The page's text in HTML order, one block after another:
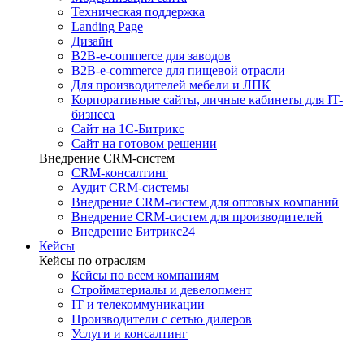
Техническая поддержка
Landing Page
Дизайн
B2B-e-commerce для заводов
B2B-e-commerce для пищевой отрасли
Для производителей мебели и ЛПК
Корпоративные сайты, личные кабинеты для IT-
бизнеса
Сайт на 1С-Битрикс
Сайт на готовом решении
Внедрение CRM-систем
CRM-консалтинг
Аудит CRM-системы
Внедрение CRM-систем для оптовых компаний
Внедрение CRM-систем для производителей
Внедрение Битрикс24
Кейсы
Кейсы по отраслям
Кейсы по всем компаниям
Стройматериалы и девелопмент
IT и телекоммуникации
Производители с сетью дилеров
Услуги и консалтинг